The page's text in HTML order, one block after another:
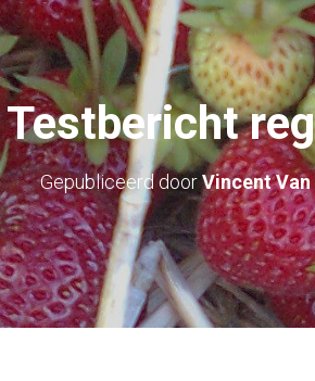
Testbericht
Gepubliceerd doorVincent Van